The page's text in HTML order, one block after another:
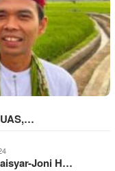
Joni H…